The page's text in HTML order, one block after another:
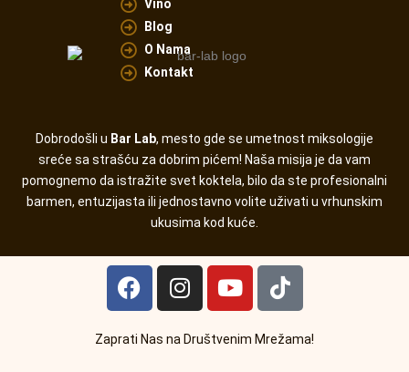
Vino
Blog
O Nama
Kontakt
Dobrodošli u Bar Lab, mesto gde se umetnost miksologije
sreće sa strašću za dobrim pićem! Naša misija je da vam
pomognemo da istražite svet koktela, bilo da ste profesionalni
barmen, entuzijasta ili jednostavno volite uživati u vrhunskim
ukusima kod kuće.
F
a
e
I
n
t
Y
o
t
T
i
t
Zaprati Nas na Društvenim Mrežama!